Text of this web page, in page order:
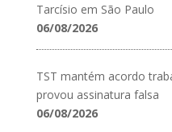
Tarcísio em São Paulo
06/08/2026
TST mantém acordo
provou assinatura falsa
06/08/2026